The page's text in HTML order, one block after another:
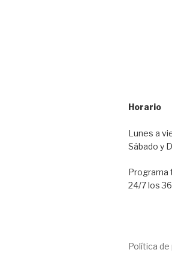
Horario
Lunes a
Sábado y
Programa
24/7 los
Política de